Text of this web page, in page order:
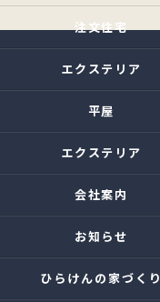
注文住宅
エクステリア
平屋
エクステリア
会社案内
お知らせ
ひらけんの家づくり